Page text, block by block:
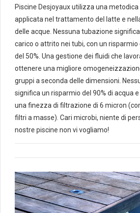
Piscine Desjoyaux utilizza una
applicata nel trattamento del latte e
delle acque. Nessuna tubazione
carico o attrito nei tubi, con un
del 50%. Una gestione dei fluidi che
ottenere una migliore
gruppi a seconda delle dimensioni.
significa un risparmio del 90% di acqua
una finezza di filtrazione di 6 micron
filtri a masse). Cari microbi, niente di
nostre piscine non vi vogliamo!